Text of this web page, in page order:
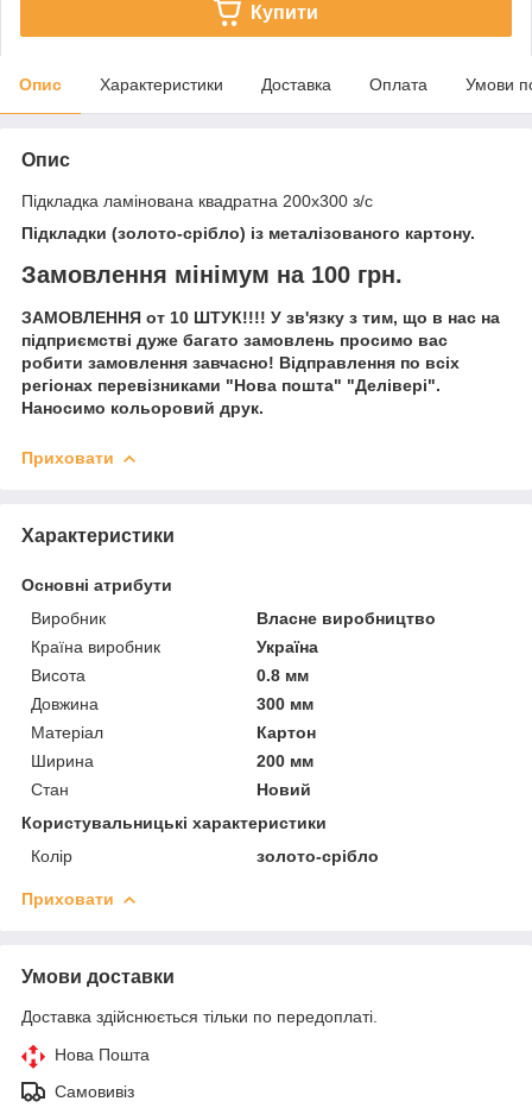
Купити
Опис Характеристики Доставка Оплата Умови
Опис
Підкладка ламінована квадратна 200х300 з/с
Підкладки (золото-срібло) із металізованого картону.
Замовлення мінімум на 100 грн.
ЗАМОВЛЕННЯ от 10 ШТУК!!!! У зв'язку з тим, що в нас на
підприємстві дуже багато замовлень просимо вас
робити замовлення завчасно! Відправлення по всіх
регіонах перевізниками "Нова пошта" "Делівері".
Наносимо кольоровий друк.
Приховати
Характеристики
Основні атрибути
Виробник
Власне виробництво
Країна виробник
Україна
Висота
0.8 мм
Довжина
300 мм
Матеріал
Картон
Ширина
200 мм
Стан
Новий
Користувальницькі характеристики
Колір
золото-срібло
Приховати
Умови доставки
Доставка здійснюється тільки по передоплаті.
Нова Пошта
Самовивіз